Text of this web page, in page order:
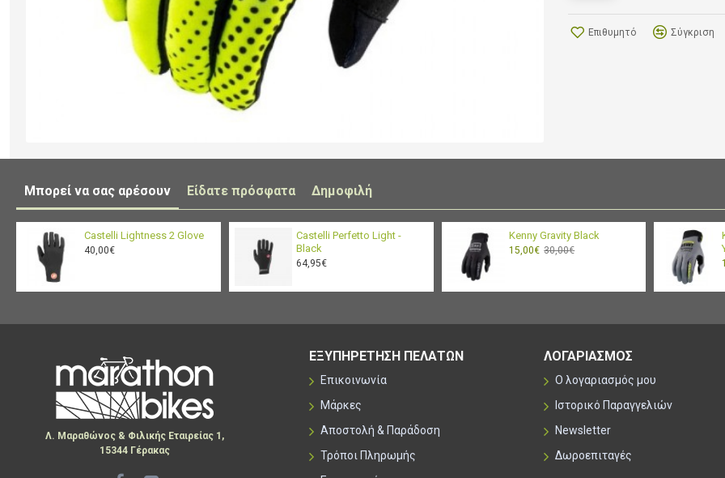
Επιθυμητό Σύγκριση
Μπορεί να σας αρέσουν Είδατε πρόσφατα Δημοφιλή
Castelli Lightness 2 Glove
40,00€
Castelli Perfetto Light -
Black
64,95€
Kenny Gravity Black
15,00€ 30,00€
Λ. Μαραθώνος & Φιλικής Εταιρείας 1,
15344 Γέρακας
ΕΞΥΠΗΡΕΤΗΣΗ ΠΕΛΑΤΩΝ
Επικοινωνία
Μάρκες
Αποστολή & Παράδοση
Τρόποι Πληρωμής
ΛΟΓΑΡΙΑΣΜΟΣ
Ο λογαριασμός μου
Ιστορικό Παραγγελιών
Newsletter
Δωροεπιταγές